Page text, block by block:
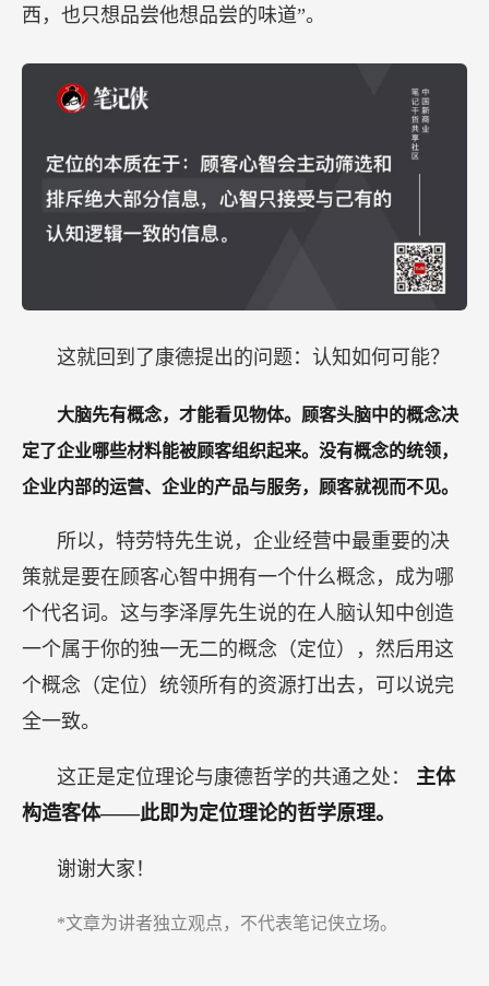
西，也只想品尝他想品尝的味道”。
这就回到了康德提出的问题：认知如何可能？
大脑先有概念，才能看见物体。顾客头脑中的概念决
定了企业哪些材料能被顾客组织起来。没有概念的统领，
企业内部的运营、企业的产品与服务，顾客就视而不见。
所以，特劳特先生说，企业经营中最重要的决
策就是要在顾客心智中拥有一个什么概念，成为哪
个代名词。这与李泽厚先生说的在人脑认知中创造
一个属于你的独一无二的概念（定位），然后用这
个概念（定位）统领所有的资源打出去，可以说完
全一致。
这正是定位理论与康德哲学的共通之处： 主体
构造客体——此即为定位理论的哲学原理。
谢谢大家！
*文章为讲者独立观点，不代表笔记侠立场。